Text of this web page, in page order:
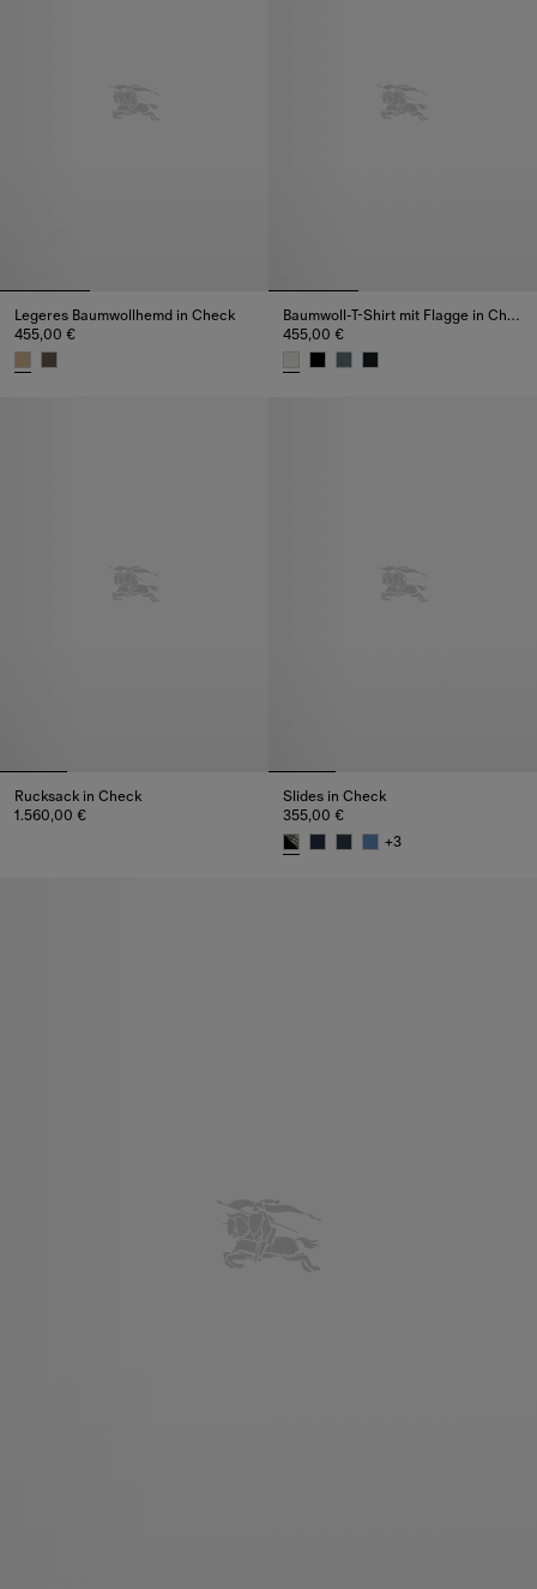
Legeres Baumwollhemd in Check
455,00 €
Baumwoll-T-Shirt mit Flagge in Check
455,00 €
Rucksack in Check
1.560,00 €
Slides in Check
355,00 €
+3